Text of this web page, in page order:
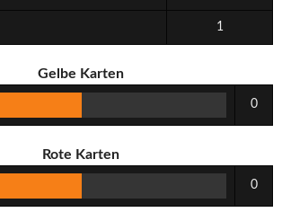
1
Gelbe Karten
0
Rote Karten
0